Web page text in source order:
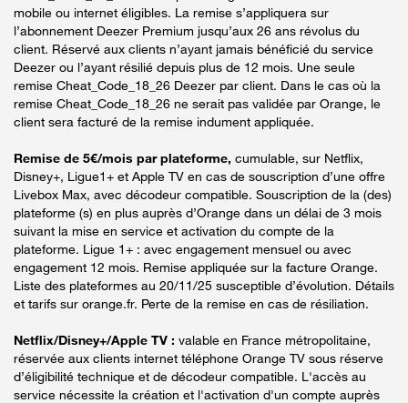
mobile ou internet éligibles. La remise s’appliquera sur
l’abonnement Deezer Premium jusqu’aux 26 ans révolus du
client. Réservé aux clients n’ayant jamais bénéficié du service
Deezer ou l’ayant résilié depuis plus de 12 mois. Une seule
remise Cheat_Code_18_26 Deezer par client. Dans le cas où la
remise Cheat_Code_18_26 ne serait pas validée par Orange, le
client sera facturé de la remise indument appliquée.
Remise de 5€/mois par plateforme, cumulable, sur Netflix,
Disney+, Ligue1+ et Apple TV en cas de souscription d’une offre
Livebox Max, avec décodeur compatible. Souscription de la (des)
plateforme (s) en plus auprès d’Orange dans un délai de 3 mois
suivant la mise en service et activation du compte de la
plateforme. Ligue 1+ : avec engagement mensuel ou avec
engagement 12 mois. Remise appliquée sur la facture Orange.
Liste des plateformes au 20/11/25 susceptible d’évolution. Détails
et tarifs sur orange.fr. Perte de la remise en cas de résiliation.
Netflix/Disney+/Apple TV : valable en France métropolitaine,
réservée aux clients internet téléphone Orange TV sous réserve
d’éligibilité technique et de décodeur compatible. L'accès au
service nécessite la création et l'activation d'un compte auprès